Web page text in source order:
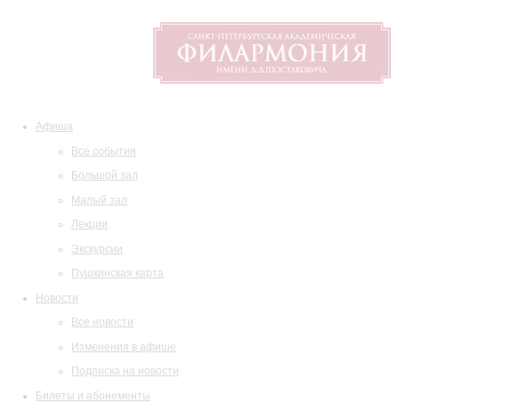
Афиша
Все события
Большой зал
Малый зал
Лекции
Экскурсии
Пушкинская карта
Новости
Все новости
Изменения в афише
Подписка на новости
Билеты и абонементы